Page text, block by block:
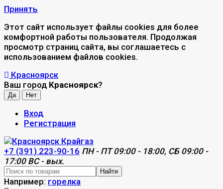
Принять
Этот сайт использует файлы cookies для более
комфортной работы пользователя. Продолжая
просмотр страниц сайта, вы соглашаетесь с
использованием файлов cookies.
Красноярск
Ваш город Красноярск?
Вход
Регистрация
+7 (391) 223-90-16 ПН - ПТ 09:00 - 18:00, СБ 09:00 -
17:00 ВС - вых.
Найти
Например: горелка